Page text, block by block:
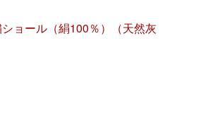
ョール（絹100％）（天然灰